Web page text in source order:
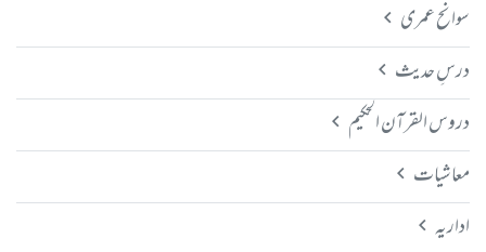
سوانح عمری
درسِ حدیث
دروس القرآن الحکیم
معاشیات
اداریہ